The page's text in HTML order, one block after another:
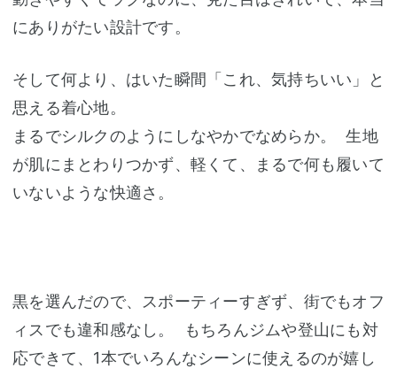
にありがたい設計です。
そして何より、はいた瞬間「これ、気持ちいい」と
思える着心地。
まるでシルクのようにしなやかでなめらか。 生地
が肌にまとわりつかず、軽くて、まるで何も履いて
いないような快適さ。
黒を選んだので、スポーティーすぎず、街でもオフ
ィスでも違和感なし。 もちろんジムや登山にも対
応できて、1本でいろんなシーンに使えるのが嬉し